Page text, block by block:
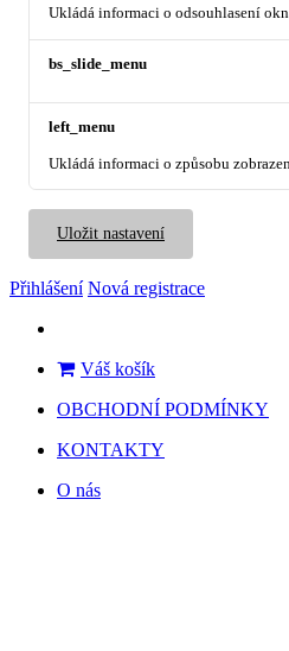
Ukládá informaci o odsouhlasení
bs_slide_menu
left_menu
Ukládá informaci o způsobu
Uložit nastavení
Přihlášení Nová registrace
Váš košík
OBCHODNÍ PODMÍNKY
KONTAKTY
O nás